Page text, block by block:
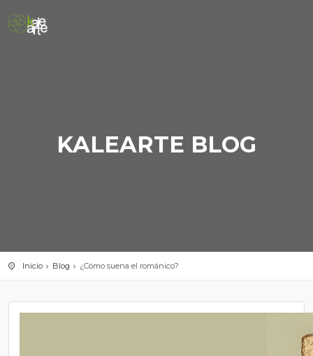
KALEARTE BLOG
Inicio Blog ¿Cómo suena el románico?